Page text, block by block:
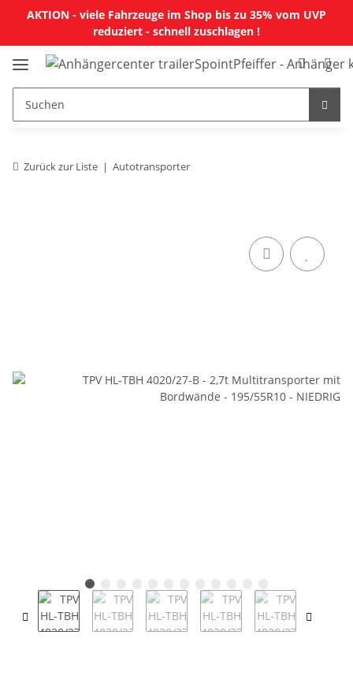
AKTION - viele Fahrzeuge im Shop bis zu 35% vom UVP
reduziert - schnell zuschlagen !
Zurück zur Liste Autotransporter